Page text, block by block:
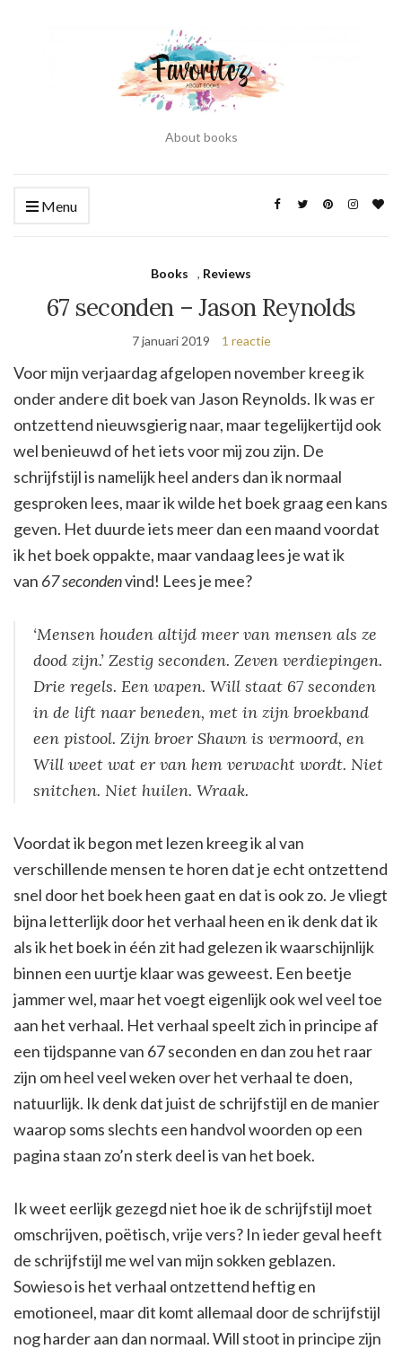
About books
Menu
Books , Reviews
67 seconden – Jason Reynolds
7 januari 2019 1 reactie
Voor mijn verjaardag afgelopen november kreeg ik
onder andere dit boek van Jason Reynolds. Ik was er
ontzettend nieuwsgierig naar, maar tegelijkertijd ook
wel benieuwd of het iets voor mij zou zijn. De
schrijfstijl is namelijk heel anders dan ik normaal
gesproken lees, maar ik wilde het boek graag een kans
geven. Het duurde iets meer dan een maand voordat
ik het boek oppakte, maar vandaag lees je wat ik
van 67 secondenvind! Lees je mee?
‘Mensen houden altijd meer van mensen als ze
dood zijn.’ Zestig seconden. Zeven verdiepingen.
Drie regels. Een wapen. Will staat 67 seconden
in de lift naar beneden, met in zijn broekband
een pistool. Zijn broer Shawn is vermoord, en
Will weet wat er van hem verwacht wordt. Niet
snitchen. Niet huilen. Wraak.
Voordat ik begon met lezen kreeg ik al van
verschillende mensen te horen dat je echt ontzettend
snel door het boek heen gaat en dat is ook zo. Je vliegt
bijna letterlijk door het verhaal heen en ik denk dat ik
als ik het boek in één zit had gelezen ik waarschijnlijk
binnen een uurtje klaar was geweest. Een beetje
jammer wel, maar het voegt eigenlijk ook wel veel toe
aan het verhaal. Het verhaal speelt zich in principe af
een tijdspanne van 67 seconden en dan zou het raar
zijn om heel veel weken over het verhaal te doen,
natuurlijk. Ik denk dat juist de schrijfstijl en de manier
waarop soms slechts een handvol woorden op een
pagina staan zo’n sterk deel is van het boek.
Ik weet eerlijk gezegd niet hoe ik de schrijfstijl moet
omschrijven, poëtisch, vrije vers? In ieder geval heeft
de schrijfstijl me wel van mijn sokken geblazen.
Sowieso is het verhaal ontzettend heftig en
emotioneel, maar dit komt allemaal door de schrijfstijl
nog harder aan dan normaal. Will stoot in principe zijn